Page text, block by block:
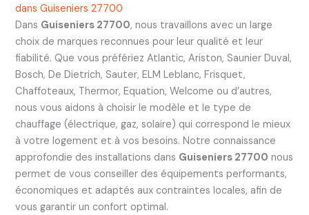
dans Guiseniers 27700
Dans Guiseniers 27700, nous travaillons avec un large
choix de marques reconnues pour leur qualité et leur
fiabilité. Que vous préfériez Atlantic, Ariston, Saunier Duval,
Bosch, De Dietrich, Sauter, ELM Leblanc, Frisquet,
Chaffoteaux, Thermor, Equation, Welcome ou d’autres,
nous vous aidons à choisir le modèle et le type de
chauffage (électrique, gaz, solaire) qui correspond le mieux
à votre logement et à vos besoins. Notre connaissance
approfondie des installations dans Guiseniers 27700 nous
permet de vous conseiller des équipements performants,
économiques et adaptés aux contraintes locales, afin de
vous garantir un confort optimal.